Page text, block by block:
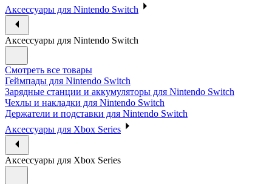
Аксессуары для Nintendo Switch
Аксессуары для Nintendo Switch
Смотреть все товары
Геймпады для Nintendo Switch
Зарядные станции и аккумуляторы для Nintendo Switch
Чехлы и накладки для Nintendo Switch
Держатели и подставки для Nintendo Switch
Аксессуары для Xbox Series
Аксессуары для Xbox Series